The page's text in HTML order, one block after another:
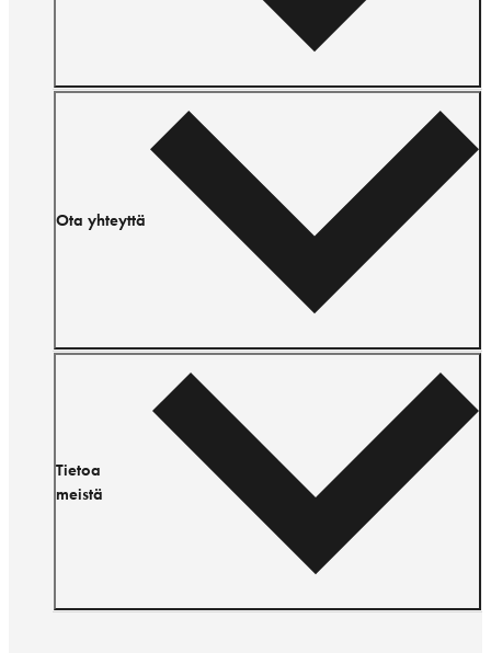
Ota yhteyttä
Tietoa
meistä